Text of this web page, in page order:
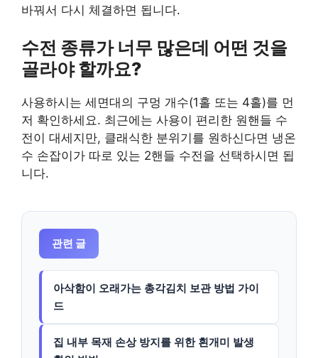
바꿔서 다시 체결하면 됩니다.
수전 종류가 너무 많은데 어떤 것을
골라야 할까요?
사용하시는 세면대의 구멍 개수(1홀 또는 4홀)를 먼
저 확인하세요. 최근에는 사용이 편리한 원핸들 수
전이 대세지만, 클래식한 분위기를 원하신다면 냉온
수 손잡이가 따로 있는 2핸들 수전을 선택하시면 됩
니다.
관련 글
아삭함이 오래가는 총각김치 보관 방법 가이
드
집 내부 목재 손상 방지를 위한 흰개미 발생